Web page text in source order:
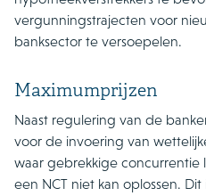
vergunningstrajecten voor
banksector te versoepelen.
Maximumprijzen
Naast regulering van de
voor de invoering van
waar gebrekkige
een NCT niet kan oplossen.